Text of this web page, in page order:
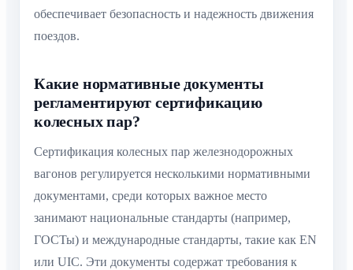
обеспечивает безопасность и надежность движения
поездов.
Какие нормативные документы
регламентируют сертификацию
колесных пар?
Сертификация колесных пар железнодорожных
вагонов регулируется несколькими нормативными
документами, среди которых важное место
занимают национальные стандарты (например,
ГОСТы) и международные стандарты, такие как EN
или UIC. Эти документы содержат требования к